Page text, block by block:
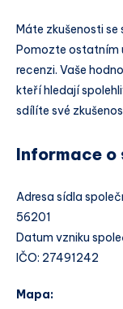
Máte zkušenosti se
Pomozte ostatním
recenzi. Vaše
kteří hledají
sdílíte své
Informace o
Adresa sídla
56201
Datum vzniku
IČO: 27491242
Mapa: